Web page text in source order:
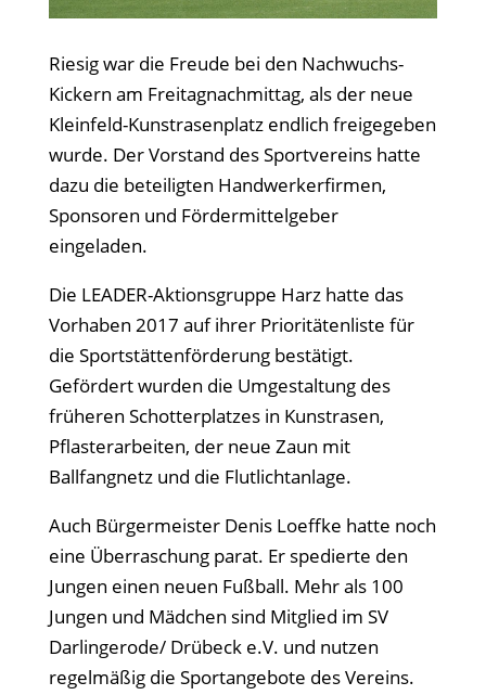
Riesig war die Freude bei den Nachwuchs-
Kickern am Freitagnachmittag, als der neue
Kleinfeld-Kunstrasenplatz endlich freigegeben
wurde. Der Vorstand des Sportvereins hatte
dazu die beteiligten Handwerkerfirmen,
Sponsoren und Fördermittelgeber
eingeladen.
Die LEADER-Aktionsgruppe Harz hatte das
Vorhaben 2017 auf ihrer Prioritätenliste für
die Sportstättenförderung bestätigt.
Gefördert wurden die Umgestaltung des
früheren Schotterplatzes in Kunstrasen,
Pflasterarbeiten, der neue Zaun mit
Ballfangnetz und die Flutlichtanlage.
Auch Bürgermeister Denis Loeffke hatte noch
eine Überraschung parat. Er spedierte den
Jungen einen neuen Fußball. Mehr als 100
Jungen und Mädchen sind Mitglied im SV
Darlingerode/ Drübeck e.V. und nutzen
regelmäßig die Sportangebote des Vereins.